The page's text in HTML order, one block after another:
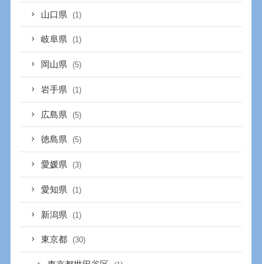
山口県 (1)
岐阜県 (1)
岡山県 (5)
岩手県 (1)
広島県 (5)
徳島県 (5)
愛媛県 (3)
愛知県 (1)
新潟県 (1)
東京都 (30)